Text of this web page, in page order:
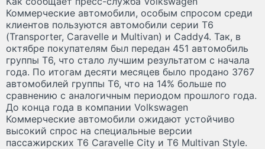
Коммерческие автомобили, особым спросом среди
клиентов пользуются автомобили серии T6
(Transporter, Caravelle и Multivan) и Caddy4. Так, в
октябре покупателям был передан 451 автомобиль
группы Т6, что стало лучшим результатом с начала
года. По итогам десяти месяцев было продано 3767
автомобилей группы Т6, что на 14% больше по
сравнению с аналогичным периодом прошлого года.
До конца года в компании Volkswagen
Коммерческие автомобили ожидают устойчиво
высокий спрос на специальные версии
пассажирских Т6 Caravelle City и T6 Multivan Style.